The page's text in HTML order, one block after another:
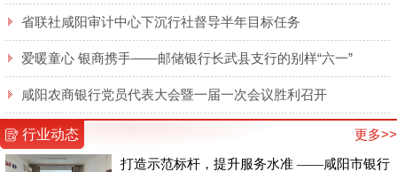
省联社咸阳审计中心下沉行社督导半年目标任务
爱暖童心 银商携手——邮储银行长武县支行的别样“六一”
咸阳农商银行党员代表大会暨一届一次会议胜利召开
行业动态 更多>>
打造示范标杆，提升服务水准 ——咸阳市银行